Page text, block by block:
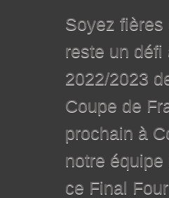
Soyez
reste un défi
2022/2023
Coupe de
prochain à
notre
ce Final